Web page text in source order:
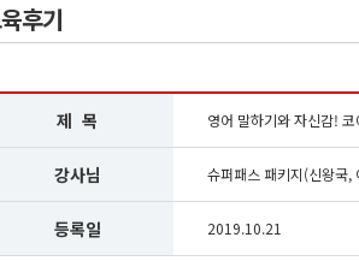
후기
제 목 영어 말하기와 자신감!
강사님 슈퍼패스 패키지(신왕국,
등록일 2019.10.21